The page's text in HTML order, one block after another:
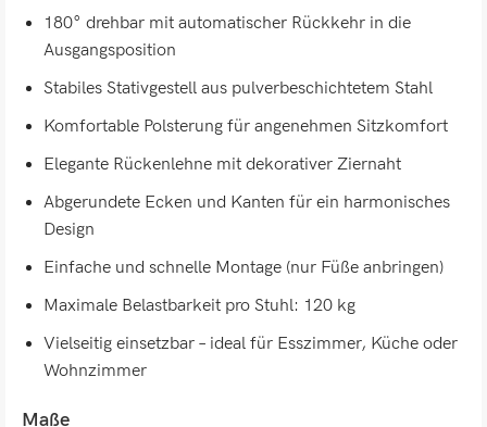
180° drehbar mit automatischer Rückkehr in die
Ausgangsposition
Stabiles Stativgestell aus pulverbeschichtetem Stahl
Komfortable Polsterung für angenehmen Sitzkomfort
Elegante Rückenlehne mit dekorativer Ziernaht
Abgerundete Ecken und Kanten für ein harmonisches
Design
Einfache und schnelle Montage (nur Füße anbringen)
Maximale Belastbarkeit pro Stuhl: 120 kg
Vielseitig einsetzbar – ideal für Esszimmer, Küche oder
Wohnzimmer
Maße